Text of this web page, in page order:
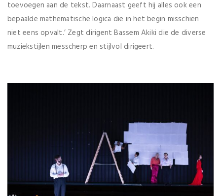
toevoegen aan de tekst. Daarnaast geeft hij alles ook een
bepaalde mathematische logica die in het begin misschien
niet eens opvalt.’ Zegt dirigent Bassem Akiki die de diverse
muziekstijlen messcherp en stijlvol dirigeert.